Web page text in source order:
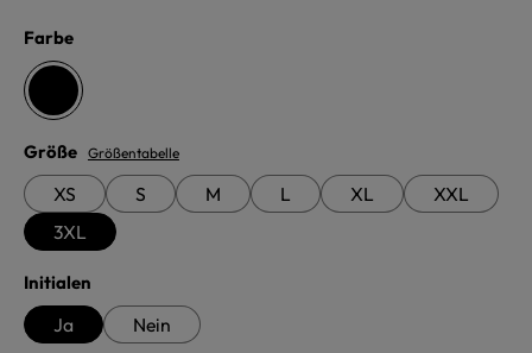
Farbeauswählen
schwarz
Größeauswählen
Größentabelle
XS S M L XL
XXL
3XL
Initialen
Ja Nein